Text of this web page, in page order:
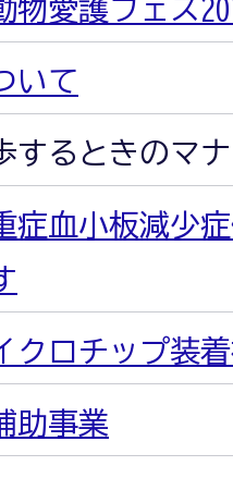
物愛護フェス
いて
するときのマ
症血小板減少
クロチップ装
助事業